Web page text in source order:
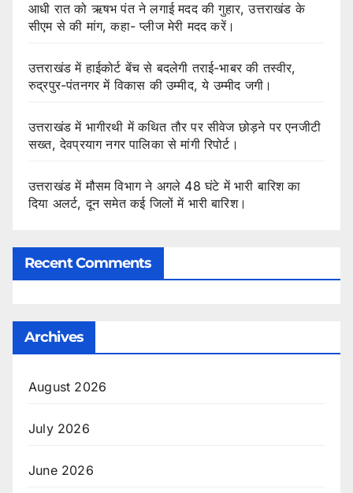
आधी रात को ऋषभ पंत ने लगाई मदद की गुहार, उत्तराखंड के
सीएम से की मांग, कहा- प्लीज मेरी मदद करें।
उत्तराखंड में हाईकोर्ट बेंच से बदलेगी तराई-भाबर की तस्वीर,
रुद्रपुर-पंतनगर में विकास की उम्मीद, ये उम्मीद जगी।
उत्तराखंड में भागीरथी में कथित तौर पर सीवेज छोड़ने पर एनजीटी
सख्त, देवप्रयाग नगर पालिका से मांगी रिपोर्ट।
उत्तराखंड में मौसम विभाग ने अगले 48 घंटे में भारी बारिश का
दिया अलर्ट, दून समेत कई जिलों में भारी बारिश।
Recent Comments
Archives
August 2026
July 2026
June 2026